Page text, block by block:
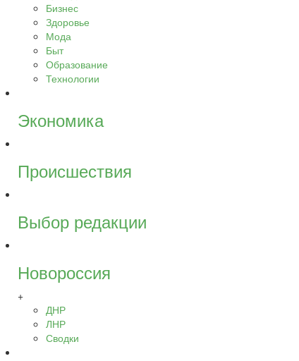
Бизнес
Здоровье
Мода
Быт
Образование
Технологии
Экономика
Происшествия
Выбор редакции
Новороссия
+
ДНР
ЛНР
Сводки